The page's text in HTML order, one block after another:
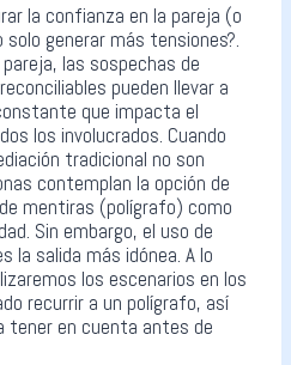
la confianza en la pareja (o
generar más tensiones?.
las sospechas de
pueden llevar a
que impacta el
los involucrados. Cuando
tradicional no son
contemplan la opción de
mentiras (polígrafo) como
Sin embargo, el uso de
la salida más idónea. A lo
los escenarios en los
recurrir a un polígrafo, así
tener en cuenta antes de